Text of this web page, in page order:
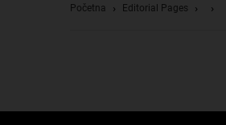
Početna
Editorial Pages